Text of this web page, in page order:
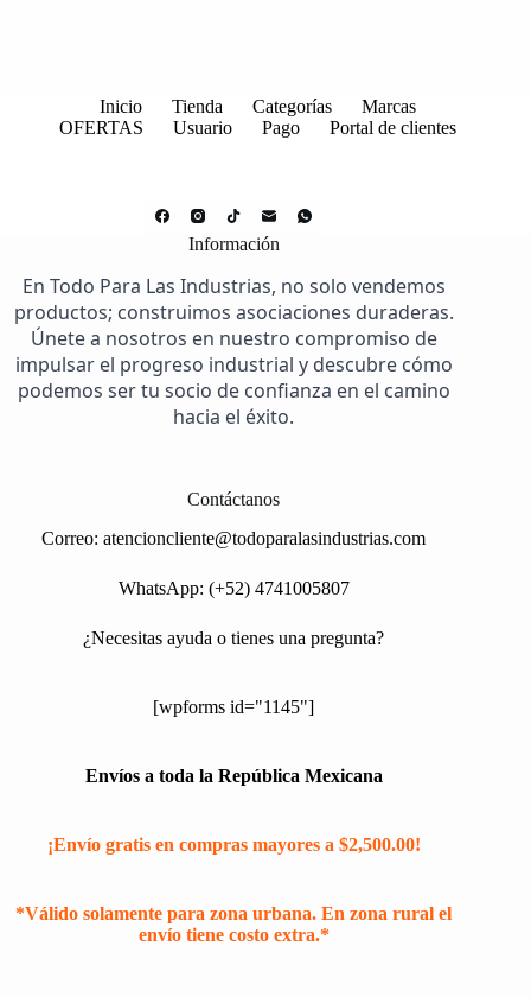
Inicio Tienda Categorías
Marcas
OFERTAS
Usuario Pago Portal de clientes
Información
En Todo Para Las Industrias, no solo vendemos
productos; construimos asociaciones duraderas.
Únete a nosotros en nuestro compromiso de
impulsar el progreso industrial y descubre cómo
podemos ser tu socio de confianza en el camino
hacia el éxito.
Contáctanos
Correo:atencioncliente@todoparalasindustrias.com
WhatsApp: (+52) 4741005807
¿Necesitas ayuda o tienes una pregunta?
[wpforms id="1145"]
Envíos a toda la República Mexicana
¡Envío gratis en compras mayores a $2,500.00!
*Válido solamente para zona urbana. En zona rural el
envío tiene costo extra.*